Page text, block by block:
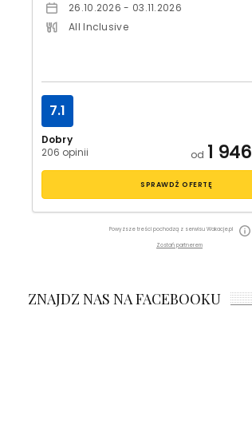
26.10.2026 - 03.11.2026
All Inclusive
Dobry
206 opinii
7.1
od 1 946
SPRAWDŹ OFERTĘ
Powyższe treści pochodzą z serwisu Wakacje.pl
Zostań partnerem
ZNAJDZ NAS NA FACEBOOKU